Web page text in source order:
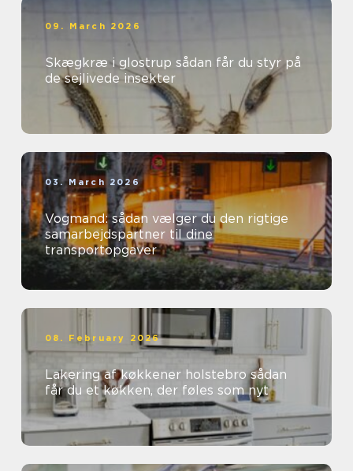
09. March 2026
Skægkræ i glostrup sådan får du styr på
de sejlivede insekter
03. March 2026
Vogmand: sådan vælger du den rigtige
samarbejdspartner til dine
transportopgaver
08. February 2026
Lakering af køkkener holstebro sådan
får du et køkken, der føles som nyt